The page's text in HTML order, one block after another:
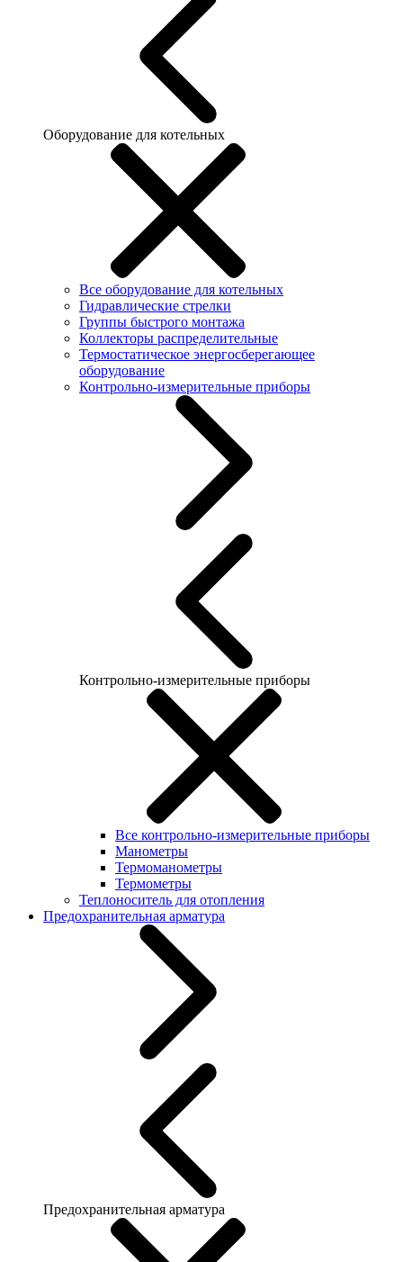
Оборудование для котельных
Все оборудование для котельных
Гидравлические стрелки
Группы быстрого монтажа
Коллекторы распределительные
Термостатическое энергосберегающее
оборудование
Контрольно-измерительные приборы
Контрольно-измерительные приборы
Все контрольно-измерительные приборы
Манометры
Термоманометры
Термометры
Теплоноситель для отопления
Предохранительная арматура
Предохранительная арматура